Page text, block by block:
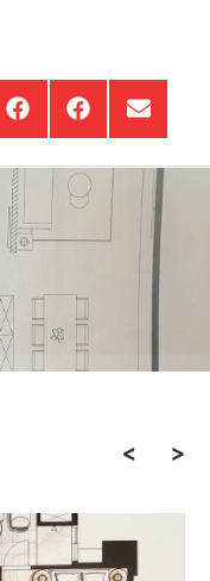
銀
髮
住
宅
觀
察
站
投
資
銀
髮,
前
進
海
選
單
項
目